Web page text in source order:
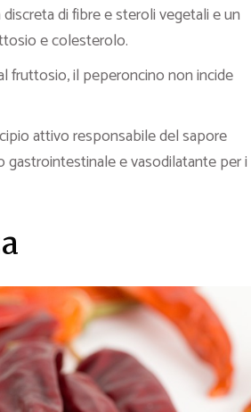
di fibre e steroli vegetali e un
e colesterolo.
fruttosio, il peperoncino non incide
attivo responsabile del sapore
e vasodilatante per i